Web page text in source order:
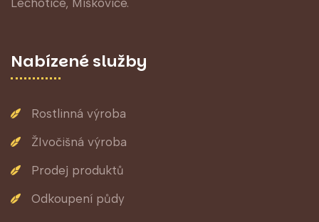
Lechotice, Míškovice.
Nabízené služby
Rostlinná výroba
ŽIvočišná výroba
Prodej produktů
Odkoupení půdy